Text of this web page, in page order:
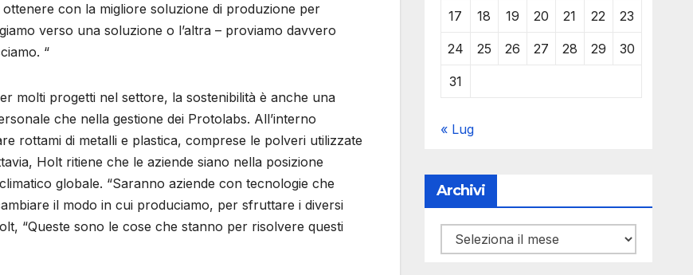
con la migliore soluzione di produzione per
verso una soluzione o l’altra – proviamo davvero
“
molti progetti nel settore, la sostenibilità è anche una
che nella gestione dei Protolabs. All’interno
rottami di metalli e plastica, comprese le polveri utilizzate
Holt ritiene che le aziende siano nella posizione
globale. “Saranno aziende con tecnologie che
il modo in cui produciamo, per sfruttare i diversi
“Queste sono le cose che stanno per risolvere questi
17 18 19 20 21 22 23
24 25 26 27 28 29 30
31
« Lug
Archivi
Archivi